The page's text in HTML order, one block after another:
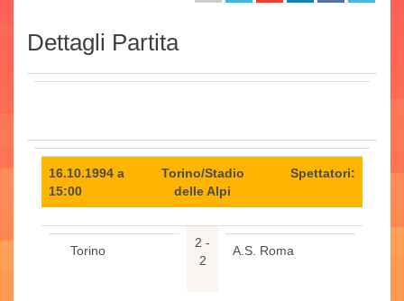
Dettagli Partita
16.10.1994 a
15:00
Torino/Stadio
delle Alpi
Spettatori:
Torino
2 -
2
A.S. Roma